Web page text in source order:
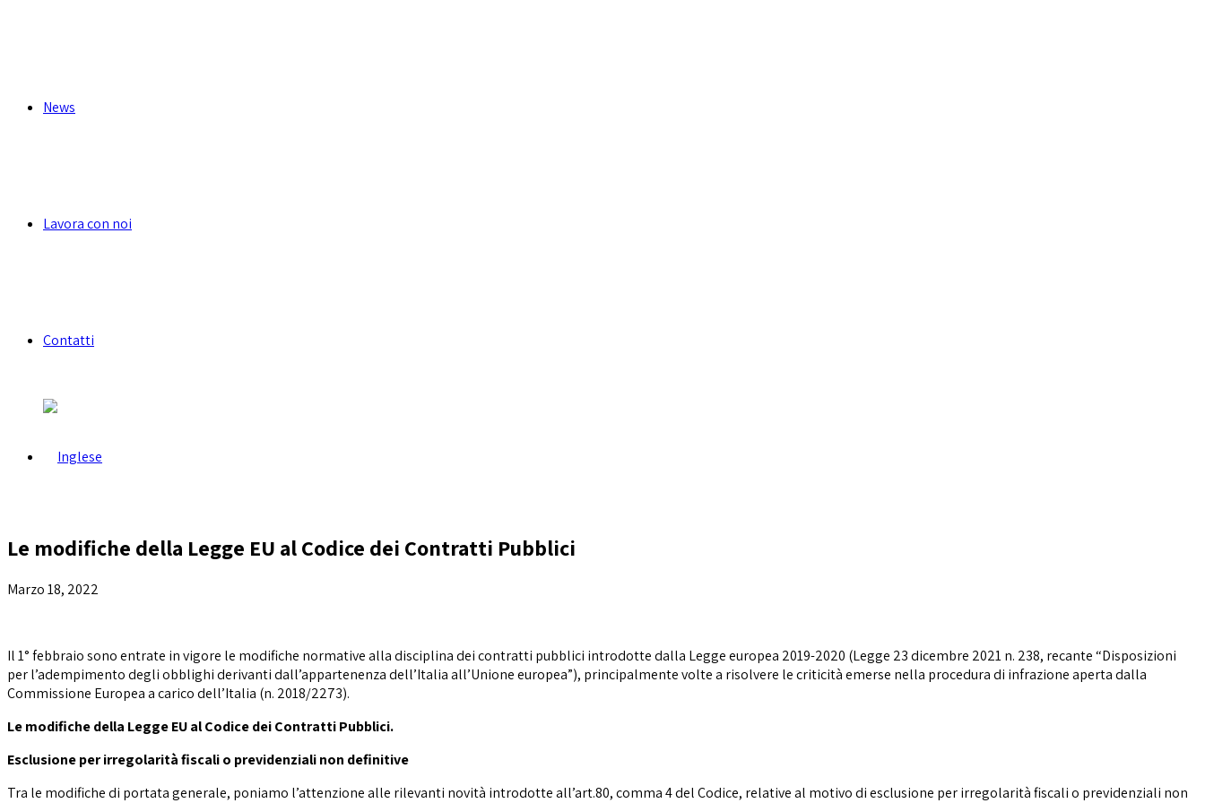
News
Lavora con noi
Contatti
Le modifiche della Legge EU al Codice dei Contratti Pubblici
Marzo 18, 2022
Il 1° febbraio sono entrate in vigore le modifiche normative alla disciplina dei contratti pubblici introdotte dalla Legge europea 2019-2020 (Legge 23 dicembre 2021 n. 238, recante “Disposizioni
per l’adempimento degli obblighi derivanti dall’appartenenza dell’Italia all’Unione europea”), principalmente volte a risolvere le criticità emerse nella procedura di infrazione aperta dalla
Commissione Europea a carico dell’Italia (n. 2018/2273).
Le modifiche della Legge EU al Codice dei Contratti Pubblici.
Esclusione per irregolarità fiscali o previdenziali non definitive
Tra le modifiche di portata generale, poniamo l’attenzione alle rilevanti novità introdotte all’art.80, comma 4 del Codice, relative al motivo di esclusione per irregolarità fiscali o previdenziali non